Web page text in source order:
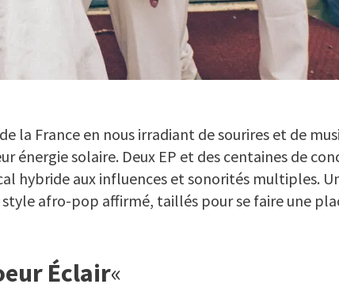
la France en nous irradiant de sourires et de
solaire. Deux EP et des centaines de
hybride aux influences et sonorités multiples.
afro-pop affirmé, taillés pour se faire une
Éclair«